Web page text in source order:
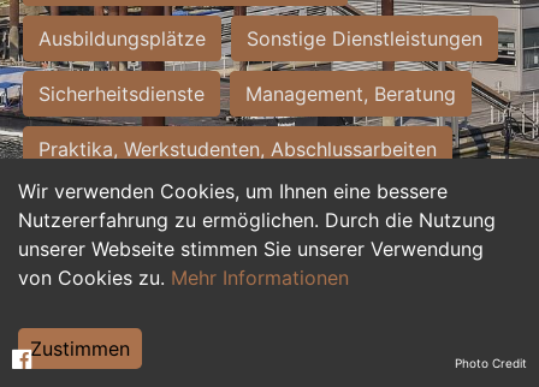
Wir verwenden Cookies, um Ihnen eine bessere
Nutzererfahrung zu ermöglichen. Durch die Nutzung
unserer Webseite stimmen Sie unserer Verwendung
von Cookies zu. Mehr Informationen
Zustimmen
Ausbildungsplätze Sonstige Dienstleistungen
Sicherheitsdienste Management, Beratung
Praktika, Werkstudenten, Abschlussarbeiten
Personalwesen Assistenz, Sekretariat
Hilfskräfte, Aushilfs- und Nebenjobs
Weiterbildung, Studium, duale Ausbildung Photo Credit